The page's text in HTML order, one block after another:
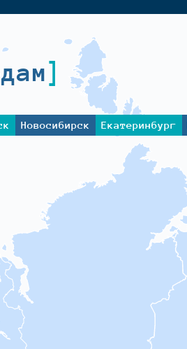
Новосибирск Екатеринбург